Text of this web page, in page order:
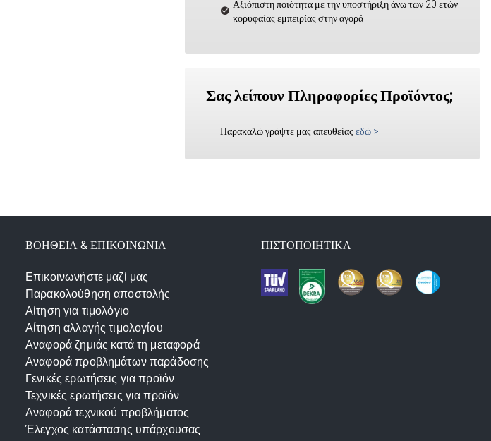
Αξιόπιστη ποιότητα με την υποστήριξη άνω των 20 ετών
κορυφαίας εμπειρίας στην αγορά
Σας λείπουν Πληροφορίες Προϊόντος;
Παρακαλώ γράψτε μας απευθείας εδώ >
ΒΟΗΘΕΙΑ & ΕΠΙΚΟΙΝΩΝΙΑ
Επικοινωνήστε μαζί μας
Παρακολούθηση αποστολής
Αίτηση για τιμολόγιο
Αίτηση αλλαγής τιμολογίου
Αναφορά ζημιάς κατά τη μεταφορά
Αναφορά προβλημάτων παράδοσης
Γενικές ερωτήσεις για προϊόν
Τεχνικές ερωτήσεις για προϊόν
Αναφορά τεχνικού προβλήματος
Έλεγχος κατάστασης υπάρχουσας
ΠΙΣΤΟΠΟΙΗΤΙΚΆ